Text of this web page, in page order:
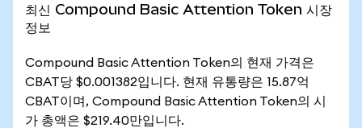
최신 Compound Basic Attention Token 시장
정보
Compound Basic Attention Token의 현재 가격은
CBAT당 $0.001382입니다. 현재 유통량은 15.87억
CBAT이며, Compound Basic Attention Token의 시
가 총액은 $219.40만입니다.